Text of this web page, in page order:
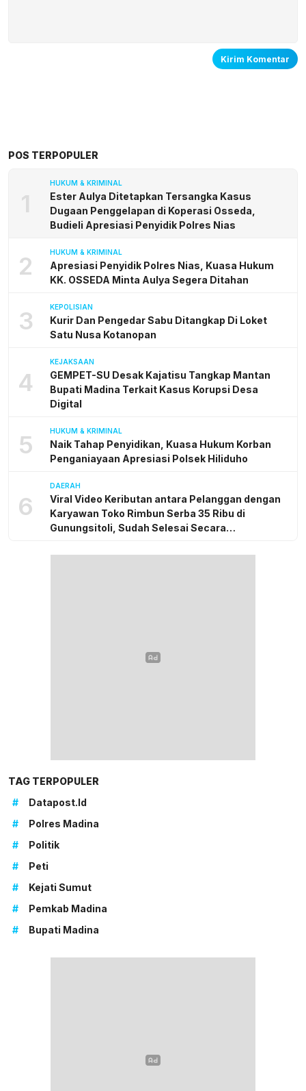
POS TERPOPULER
1
HUKUM & KRIMINAL
Ester Aulya Ditetapkan Tersangka Kasus
Dugaan Penggelapan di Koperasi Osseda,
Budieli Apresiasi Penyidik Polres Nias
2 HUKUM & KRIMINAL
Apresiasi Penyidik Polres Nias, Kuasa Hukum
KK. OSSEDA Minta Aulya Segera Ditahan
3 KEPOLISIAN
Kurir Dan Pengedar Sabu Ditangkap Di Loket
Satu Nusa Kotanopan
4
KEJAKSAAN
GEMPET-SU Desak Kajatisu Tangkap Mantan
Bupati Madina Terkait Kasus Korupsi Desa
Digital
5 HUKUM & KRIMINAL
Naik Tahap Penyidikan, Kuasa Hukum Korban
Penganiayaan Apresiasi Polsek Hiliduho
6
DAERAH
Viral Video Keributan antara Pelanggan dengan
Karyawan Toko Rimbun Serba 35 Ribu di
Gunungsitoli, Sudah Selesai Secara
TAG TERPOPULER
#
Datapost.id
#
Polres Madina
#
Politik
#
Peti
#
Kejati Sumut
#
Pemkab Madina
#
Bupati Madina